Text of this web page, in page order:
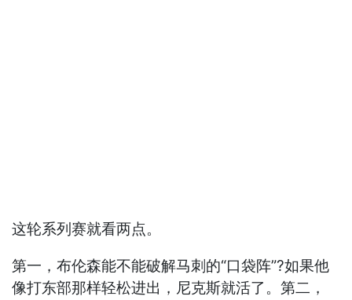
这轮系列赛就看两点。
第一，布伦森能不能破解马刺的“口袋阵”?如果他
像打东部那样轻松进出，尼克斯就活了。第二，